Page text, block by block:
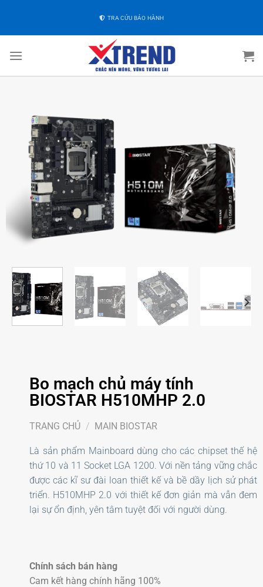
TRA CỨU BẢO HÀNH
Bo mạch chủ máy tính
BIOSTAR H510MHP 2.0
TRANG CHỦ / MAIN BIOSTAR
Là sản phẩm Mainboard dùng cho các chipset thế hệ
thứ 10 và 11 Socket LGA 1200. Với nền tảng vững chắc
được các kĩ sư đài loan thiết kế và bề dầy lịch sử phát
triển. H510MHP 2.0 với thiết kế đơn giản mà vẫn đem
lại sự ổn định, yên tâm tuyệt đối với người dùng.
Chính sách bán hàng
Cam kết hàng chính hãng 100%